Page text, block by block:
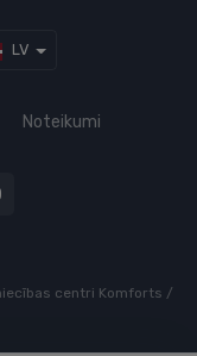
LV
Noteikumi
centri Komforts /